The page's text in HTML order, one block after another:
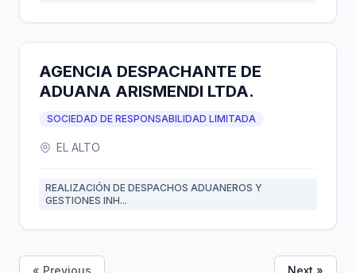
AGENCIA DESPACHANTE DE
ADUANA ARISMENDI LTDA.
SOCIEDAD DE RESPONSABILIDAD LIMITADA
EL ALTO
REALIZACIÓN DE DESPACHOS ADUANEROS Y
GESTIONES INH...
« Previous Next »